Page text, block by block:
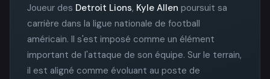
Joueur des Detroit Lions, Kyle Allen poursuit sa
carrière dans la ligue nationale de football
américain. Il s'est imposé comme un élément
important de l'attaque de son équipe. Sur le terrain,
il est aligné comme évoluant au poste de